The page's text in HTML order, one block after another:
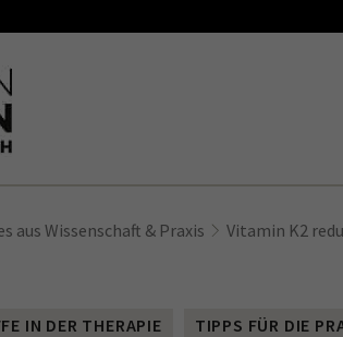
aus Wissenschaft & Praxis Vitamin K2
IN DER THERAPIE TIPPS FÜR DIE